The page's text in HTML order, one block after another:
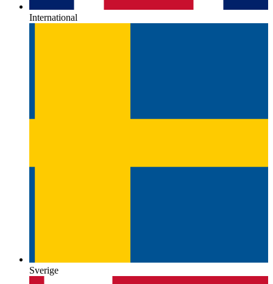
International
Sverige